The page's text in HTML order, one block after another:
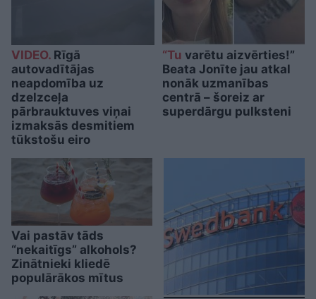
VIDEO. Rīgā
autovadītājas
neapdomība uz
dzelzceļa
pārbrauktuves viņai
izmaksās desmitiem
tūkstošu eiro
“Tu varētu aizvērties!”
Beata Jonīte jau atkal
nonāk uzmanības
centrā – šoreiz ar
superdārgu pulksteni
Vai pastāv tāds
“nekaitīgs” alkohols?
Zinātnieki kliedē
populārākos mītus